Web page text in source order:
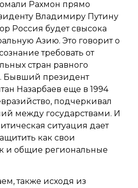
Рахмон прямо
Владимиру Путину
Россия будет свысока
Азию. Это говорит о
требовать от
стран равного
Бывший президент
Назарбаев еще в 1994
подчеркивал
между государствами. И
ситуация дает
как свои
и общие региональные
также исходя из